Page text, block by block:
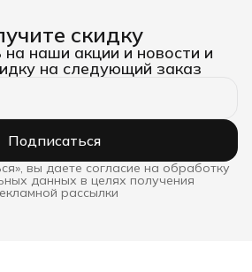
скидку
наши акции и новости и
на следующий заказ
Подписаться
вы даете согласие на обработку
данных в целях получения
рассылки